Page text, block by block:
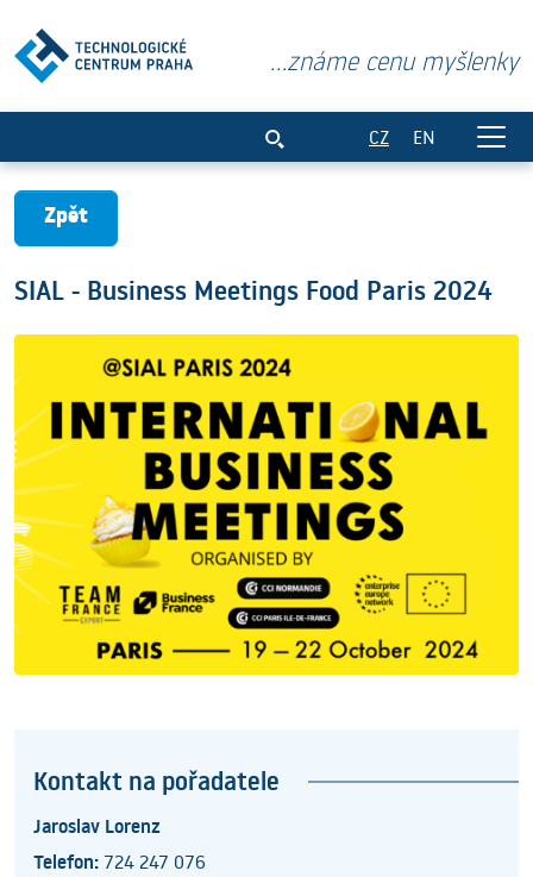
...známe cenu myšlenky
CZ EN
Zpět
SIAL - Business Meetings Food Paris 2024
Kontakt na pořadatele
Jaroslav Lorenz
Telefon: 724 247 076